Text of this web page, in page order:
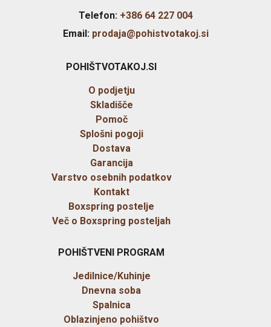
Telefon: +386 64 227 004
Email: prodaja@pohistvotakoj.si
POHIŠTVOTAKOJ.SI
O podjetju
Skladišče
Pomoč
Splošni pogoji
Dostava
Garancija
Varstvo osebnih podatkov
Kontakt
Boxspring postelje
Več o Boxspring posteljah
POHIŠTVENI PROGRAM
Jedilnice/Kuhinje
Dnevna soba
Spalnica
Oblazinjeno pohištvo